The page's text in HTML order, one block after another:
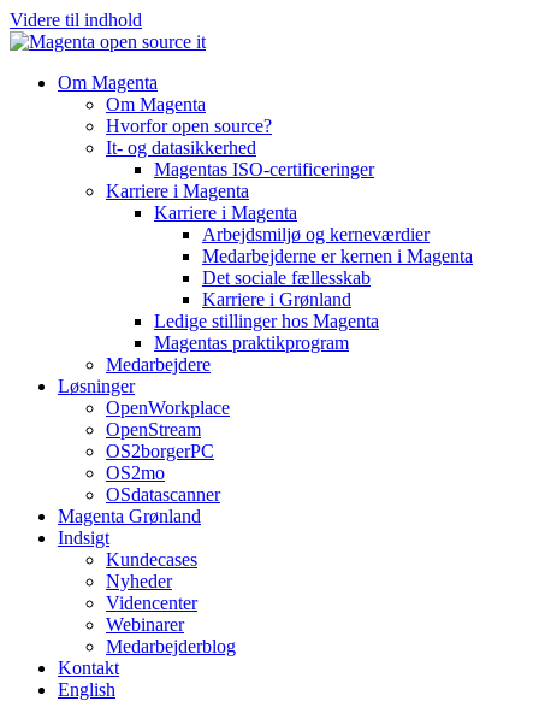
Videre til indhold
Om Magenta
Om Magenta
Hvorfor open source?
It- og datasikkerhed
Magentas ISO-certificeringer
Karriere i Magenta
Karriere i Magenta
Arbejdsmiljø og kerneværdier
Medarbejderne er kernen i Magenta
Det sociale fællesskab
Karriere i Grønland
Ledige stillinger hos Magenta​
Magentas praktikprogram
Medarbejdere
Løsninger
OpenWorkplace
OpenStream
OS2borgerPC
OS2mo
OSdatascanner
Magenta Grønland
Indsigt
Kundecases
Nyheder
Videncenter
Webinarer
Medarbejderblog
Kontakt
English